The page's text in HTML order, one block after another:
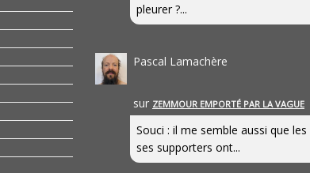
pleurer ?...
Pascal Lamachère
sur ZEMMOUR EMPORTÉ PAR LA VAGUE
Souci : il me semble aussi que
ses supporters ont...